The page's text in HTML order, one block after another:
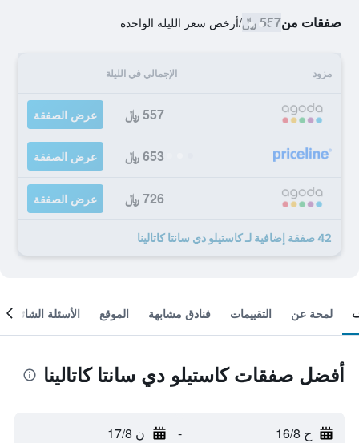
صفقات من557 ﷼ /أرخص سعر الليلة الواحدة
مزود الإجمالي في الليلة
557 ﷼ عرض الصفقة
653 ﷼ عرض الصفقة
726 ﷼ عرض الصفقة
42 صفقة إضافية لـ كاستيلو دي سانتا كاتالينا
لمحة عن التقييمات فنادق مشابهة الموقع الأسئلة الشائعة
أفضل صفقات كاستيلو دي سانتا كاتالينا
ح 16/8 - ن 17/8